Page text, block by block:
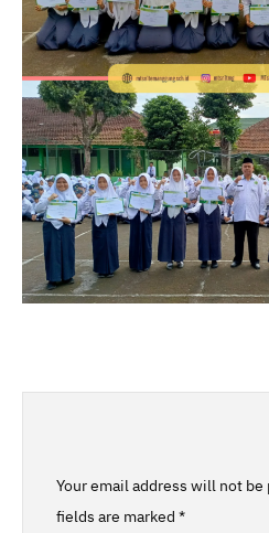
Your email address will not be
fields are marked *